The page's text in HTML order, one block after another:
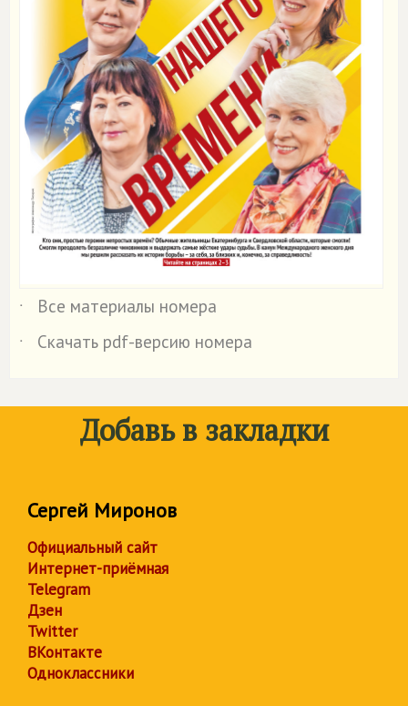
˙
Все материалы номера
˙
Скачать pdf-версию номера
Добавь в закладки
Сергей Миронов
Официальный сайт
Интернет-приёмная
Telegram
Дзен
Twitter
ВКонтакте
Одноклассники